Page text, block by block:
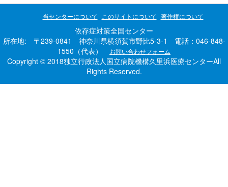
当センターについて このサイトについて 著作権について
依存症対策全国センター
所在地: 〒239-0841 神奈川県横須賀市野比5-3-1 電話：046-848-
1550（代表）
お問い合わせフォーム
Copyright © 2018独立行政法人国立病院機構久里浜医療センターAll
Rights Reserved.